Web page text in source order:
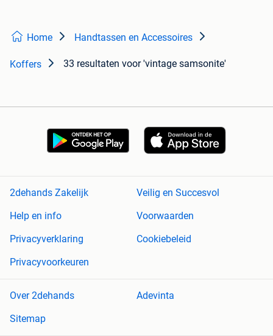
Home Handtassen en Accessoires
Koffers 33 resultaten voor 'vintage samsonite'
2dehands Zakelijk
Veilig en Succesvol
Help en info
Voorwaarden
Privacyverklaring
Cookiebeleid
Privacyvoorkeuren
Over 2dehands
Adevinta
Sitemap